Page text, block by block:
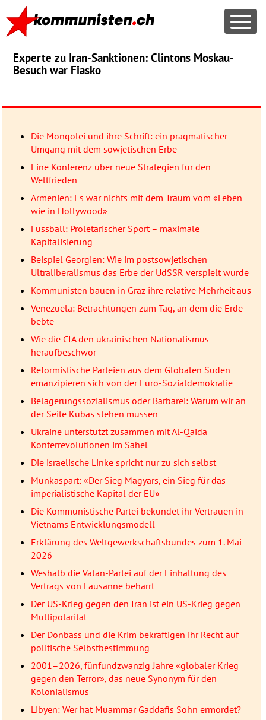
Experte zu Iran-Sanktionen: Clintons Moskau-
Besuch war Fiasko
Die Mongolei und ihre Schrift: ein pragmatischer
Umgang mit dem sowjetischen Erbe
Eine Konferenz über neue Strategien für den
Weltfrieden
Armenien: Es war nichts mit dem Traum vom «Leben
wie in Hollywood»
Fussball: Proletarischer Sport – maximale
Kapitalisierung
Beispiel Georgien: Wie im postsowjetischen
Ultraliberalismus das Erbe der UdSSR verspielt wurde
Kommunisten bauen in Graz ihre relative Mehrheit aus
Venezuela: Betrachtungen zum Tag, an dem die Erde
bebte
Wie die CIA den ukrainischen Nationalismus
heraufbeschwor
Reformistische Parteien aus dem Globalen Süden
emanzipieren sich von der Euro-Sozialdemokratie
Belagerungssozialismus oder Barbarei: Warum wir an
der Seite Kubas stehen müssen
Ukraine unterstützt zusammen mit Al-Qaida
Konterrevolutionen im Sahel
Die israelische Linke spricht nur zu sich selbst
Munkaspart: «Der Sieg Magyars, ein Sieg für das
imperialistische Kapital der EU»
Die Kommunistische Partei bekundet ihr Vertrauen in
Vietnams Entwicklungsmodell
Erklärung des Weltgewerkschaftsbundes zum 1. Mai
2026
Weshalb die Vatan-Partei auf der Einhaltung des
Vertrags von Lausanne beharrt
Der US-Krieg gegen den Iran ist ein US-Krieg gegen
Multipolarität
Der Donbass und die Krim bekräftigen ihr Recht auf
politische Selbstbestimmung
2001–2026, fünfundzwanzig Jahre «globaler Krieg
gegen den Terror», das neue Synonym für den
Kolonialismus
Libyen: Wer hat Muammar Gaddafis Sohn ermordet?